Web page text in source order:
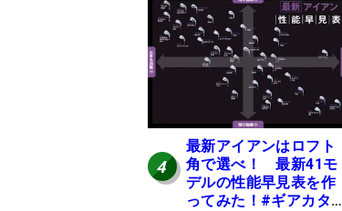
中 #男子プロセッティ
ング
4
最新アイアンはロフト
角で選べ！ 最新41モ
デルの性能早見表を作
ってみた！#ギアカタロ